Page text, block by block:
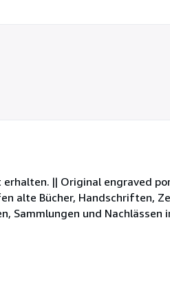
|| Original engraved
alte Bücher, Handschriften,
Sammlungen und Nachlässen